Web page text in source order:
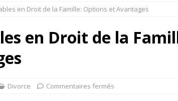
il distinguer différence brut et net en droit
DROIT
brut et net : analyse des impacts sur le revenu
différence brut et net est-elle essentielle
en Droit de la Famille: Options et Avantages
en Droit de la
Divorce Commentaires fermés